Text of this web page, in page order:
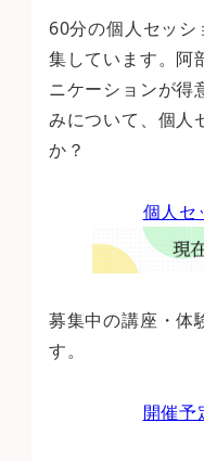
60分の個人セッ
集しています。阿
ニケーションが得
みについて、個人
か？
個人セ
募集中の講座・体
す。
開催予